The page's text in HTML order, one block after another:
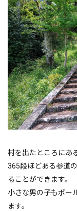
村を出たところにあ
365段ほどある参道
ることができます。
小さな男の子もポー
ます。